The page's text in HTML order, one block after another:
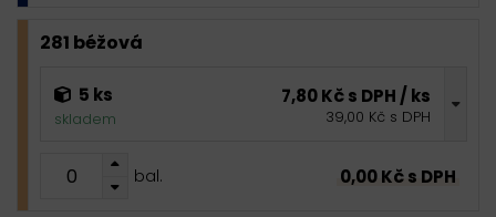
281 béžová
5 ks
skladem
7,80 Kč s DPH / ks
39,00 Kč s DPH
bal. 0,00 Kč s DPH